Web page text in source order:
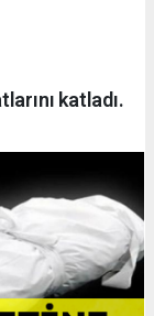
katladı.